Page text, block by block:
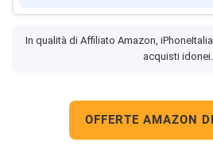
In qualità di Affiliato Amazon,
acquisti idonei.
OFFERTE AMAZON